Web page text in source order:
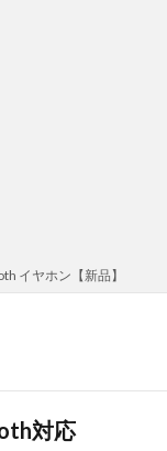
イヤホン【新品】
対応